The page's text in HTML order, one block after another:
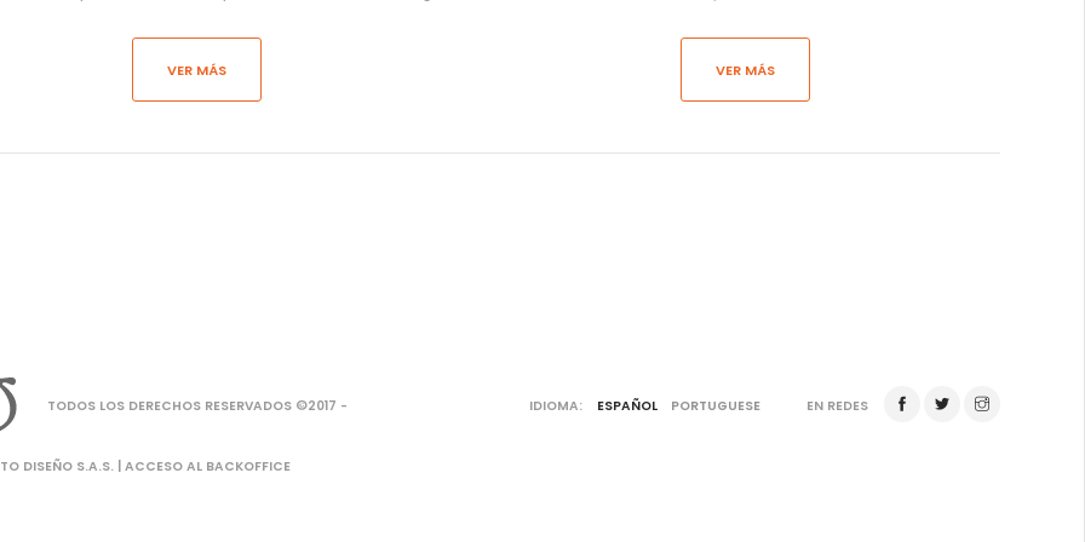
VER MÁS VER MÁS
TODOS LOS DERECHOS RESERVADOS ©2017 -
DISEÑO S.A.S. | ACCESO AL BACKOFFICE
IDIOMA: ESPAÑOL PORTUGUESE EN REDES